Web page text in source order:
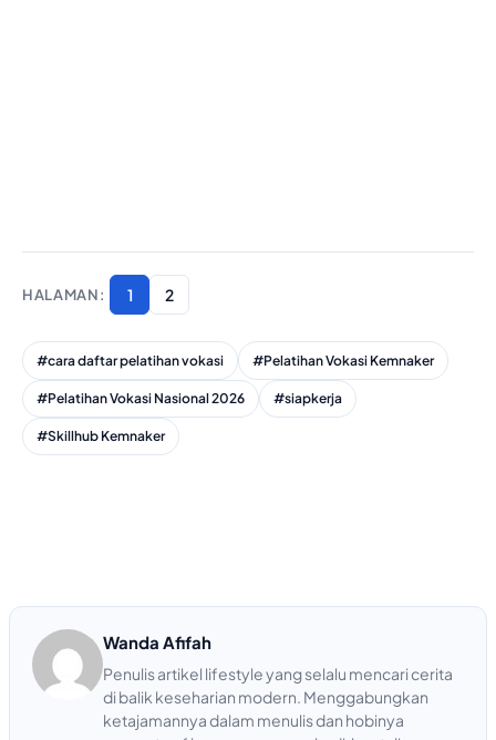
1 2
#cara daftar pelatihan vokasi #Pelatihan Vokasi Kemnaker
#Pelatihan Vokasi Nasional 2026 #siapkerja
#Skillhub Kemnaker
Wanda Afifah
Penulis artikel lifestyle yang selalu mencari cerita
di balik keseharian modern. Menggabungkan
ketajamannya dalam menulis dan hobinya